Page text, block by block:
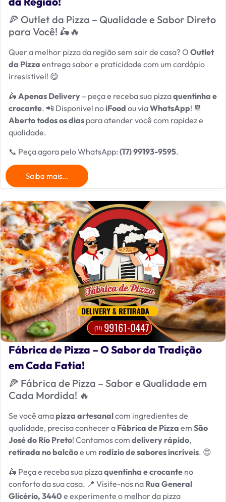
🍕 Outlet da Pizza – Qualidade e Sabor Direto
para Você! 🛵🔥
Quer a melhor pizza da região sem sair de casa? O Outlet
da Pizza entrega sabor e praticidade com um cardápio
irresistível! 😋
🛵 Apenas Delivery – peça e receba sua pizzaquentinha e
crocante. 📲 Disponível noiFood ou viaWhatsApp! 📆
Aberto todos os dias para atender você com rapidez e
qualidade.
📞 Peça agora pelo WhatsApp: (17) 99193-9595.
Saiba mais...
Fábrica de Pizza – O Sabor da Tradição
em Cada Fatia!
🍕 Fábrica de Pizza – Sabor e Qualidade em
Cada Mordida! 🔥
Se você ama pizza artesanalcom ingredientes de
qualidade, precisa conhecer a Fábrica de Pizza em São
José do Rio Preto! Contamos com delivery rápido,
retirada no balcãoe um rodízio de sabores incríveis. 😍
🛵 Peça e receba sua pizzaquentinha e crocante no
conforto da sua casa. 📍 Visite-nos na Rua General
Glicério, 3440 e experimente o melhor da pizza